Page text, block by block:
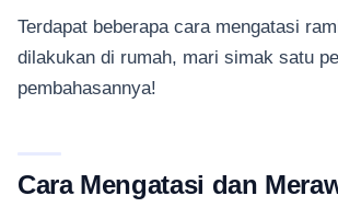
Terdapat beberapa cara mengatasi
dilakukan di rumah, mari simak satu
pembahasannya!
Cara Mengatasi dan